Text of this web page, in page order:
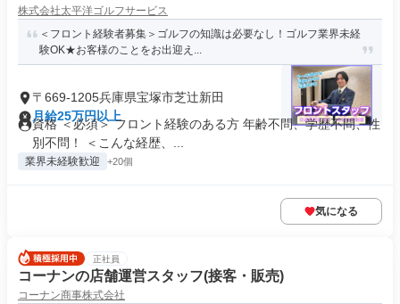
株式会社太平洋ゴルフサービス
＜フロント経験者募集＞ゴルフの知識は必要なし！ゴルフ業界未経
験OK★お客様のことをお出迎え...
〒669-1205兵庫県宝塚市芝辻新田
月給25万円以上
資格 ＜必須＞ フロント経験のある方 年齢不問、学歴不問、性
別不問！ ＜こんな経歴、...
業界未経験歓迎 +20個
気になる
正社員
コーナンの店舗運営スタッフ(接客・販売)
コーナン商事株式会社